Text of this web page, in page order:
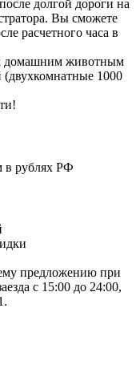
долгой дороги на
Вы сможете
расчетного часа в
домашним животным
(двухкомнатные 1000
в рублях РФ
предложению при
с 15:00 до 24:00,